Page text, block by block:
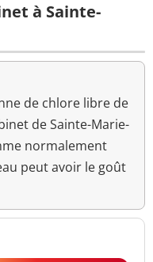
à Sainte-
de chlore libre de
de Sainte-Marie-
normalement
peut avoir le goût